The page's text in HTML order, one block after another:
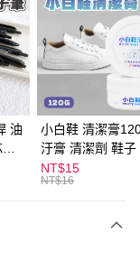
油
小白鞋 清潔膏
汙膏 清潔劑 鞋子
漬 白皮鞋 鞋油
NT$15
NT$16